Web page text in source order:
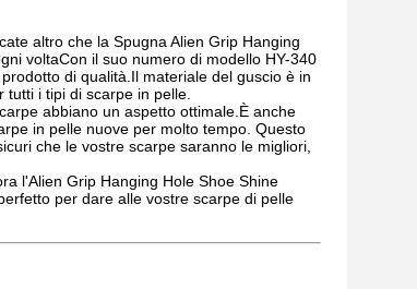
altro che la Spugna Alien Grip Hanging
voltaCon il suo numero di modello HY-340
di qualità.Il materiale del guscio è in
i tipi di scarpe in pelle.
abbiano un aspetto ottimale.È anche
in pelle nuove per molto tempo. Questo
che le vostre scarpe saranno le migliori,
l'Alien Grip Hanging Hole Shoe Shine
per dare alle vostre scarpe di pelle